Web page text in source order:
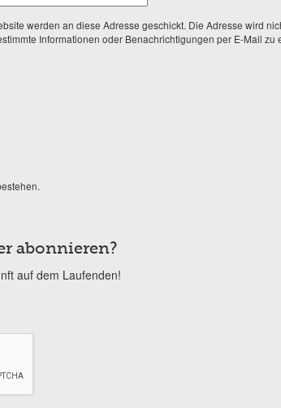
werden an diese Adresse geschickt. Die Adresse wird
Informationen oder Benachrichtigungen per E-Mail zu
abonnieren?
auf dem Laufenden!